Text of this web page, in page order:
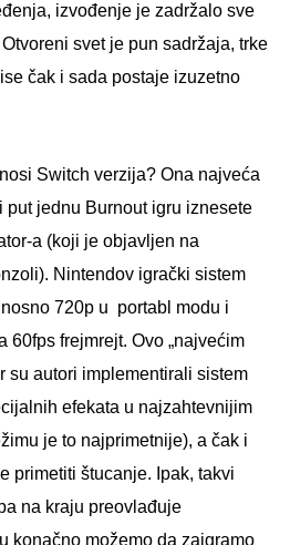
izvođenje je zadržalo sve
svet je pun sadržaja, trke
čak i sada postaje izuzetno
Switch verzija? Ona najveća
put jednu Burnout igru iznesete
a (koji je objavljen na
Nintendov igrački sistem
720p u portabl modu i
60fps frejmrejt. Ovo „najvećim
su autori implementirali sistem
efekata u najzahtevnijim
je to najprimetnije), a čak i
primetiti štucanje. Ipak, takvi
na kraju preovlađuje
konačno možemo da zaigramo